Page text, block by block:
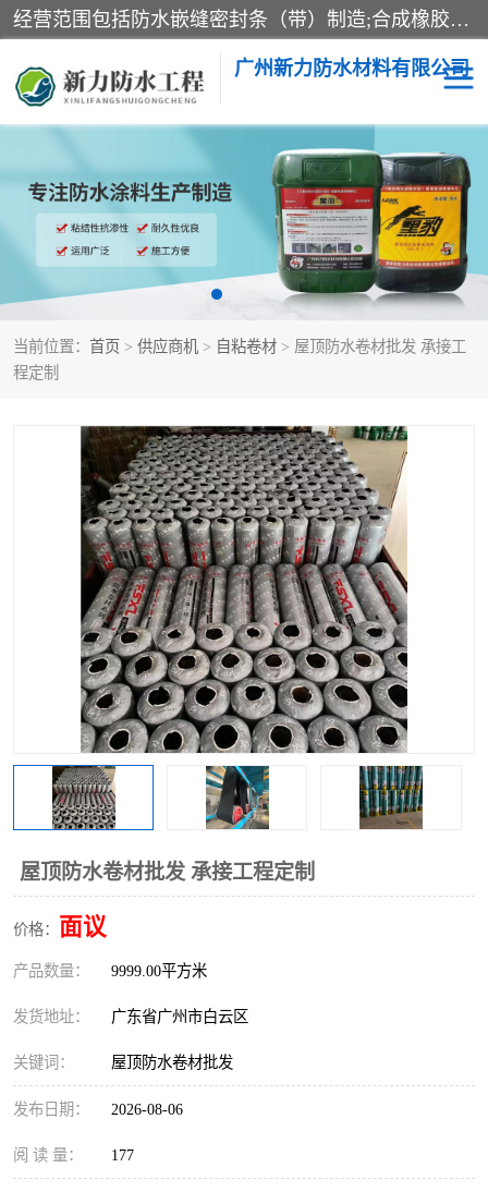
经营范围包括防水嵌缝密封条（带）制造;合成橡胶制造（监控化学品、危险化学品除外）;沥青混合物制造;防水胶粘带制造;其他合成材料制造（监控化学品、危险化学品除外）;涂料制造（监控化学品、危险化学品除外）;建筑结构防水补漏;防水建筑材料制造;粘合剂制造（监控化学品、危险化学品除外）;涂料零售;广州新力防水材料有限公司具有1处分支机构。
广州新力防水材料有限公司
当前位置： 首页 > 供应商机 > 自粘卷材 > 屋顶防水卷材批发 承接工
程定制
屋顶防水卷材批发 承接工程定制
价格： 面议
产品数量： 9999.00平方米
发货地址： 广东省广州市白云区
关键词： 屋顶防水卷材批发
发布日期： 2026-08-06
阅 读 量： 177
黑豹防水胶 建筑108胶水
乳化沥青防水涂料 自粘卷材
非固化橡胶防水涂料